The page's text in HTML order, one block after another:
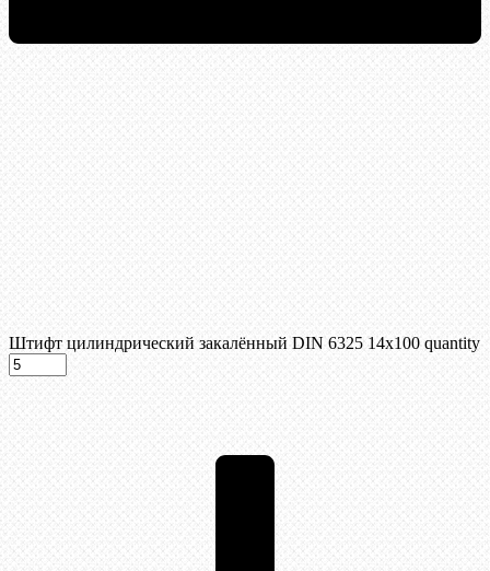
Штифт цилиндрический закалённый DIN 6325 14х100 quantity